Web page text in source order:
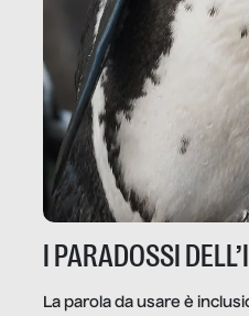
I PARADOSSI
La parola da usare è